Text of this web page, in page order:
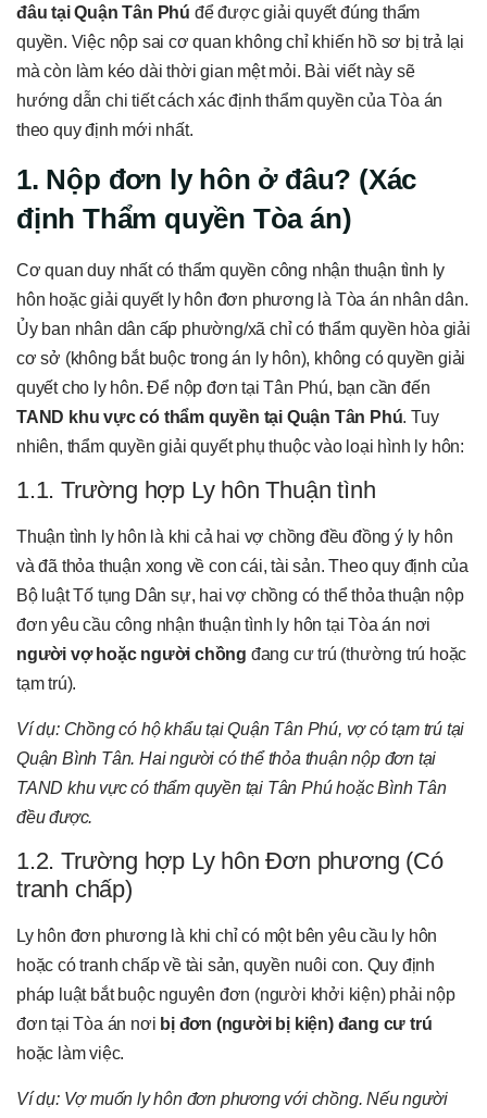
đâu tại Quận Tân Phú để được giải quyết đúng thẩm
quyền. Việc nộp sai cơ quan không chỉ khiến hồ sơ bị trả lại
mà còn làm kéo dài thời gian mệt mỏi. Bài viết này sẽ
hướng dẫn chi tiết cách xác định thẩm quyền của Tòa án
theo quy định mới nhất.
1. Nộp đơn ly hôn ở đâu? (Xác
định Thẩm quyền Tòa án)
Cơ quan duy nhất có thẩm quyền công nhận thuận tình ly
hôn hoặc giải quyết ly hôn đơn phương là Tòa án nhân dân.
Ủy ban nhân dân cấp phường/xã chỉ có thẩm quyền hòa giải
cơ sở (không bắt buộc trong án ly hôn), không có quyền giải
quyết cho ly hôn. Để nộp đơn tại Tân Phú, bạn cần đến
TAND khu vực có thẩm quyền tại Quận Tân Phú. Tuy
nhiên, thẩm quyền giải quyết phụ thuộc vào loại hình ly hôn:
1.1. Trường hợp Ly hôn Thuận tình
Thuận tình ly hôn là khi cả hai vợ chồng đều đồng ý ly hôn
và đã thỏa thuận xong về con cái, tài sản. Theo quy định của
Bộ luật Tố tụng Dân sự, hai vợ chồng có thể thỏa thuận nộp
đơn yêu cầu công nhận thuận tình ly hôn tại Tòa án nơi
người vợ hoặc người chồng đang cư trú (thường trú hoặc
tạm trú).
Ví dụ: Chồng có hộ khẩu tại Quận Tân Phú, vợ có tạm trú tại
Quận Bình Tân. Hai người có thể thỏa thuận nộp đơn tại
TAND khu vực có thẩm quyền tại Tân Phú hoặc Bình Tân
đều được.
1.2. Trường hợp Ly hôn Đơn phương (Có
tranh chấp)
Ly hôn đơn phương là khi chỉ có một bên yêu cầu ly hôn
hoặc có tranh chấp về tài sản, quyền nuôi con. Quy định
pháp luật bắt buộc nguyên đơn (người khởi kiện) phải nộp
đơn tại Tòa án nơi bị đơn (người bị kiện) đang cư trú
hoặc làm việc.
Ví dụ: Vợ muốn ly hôn đơn phương với chồng. Nếu người